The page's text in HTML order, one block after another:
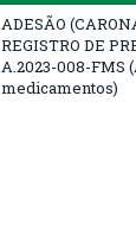
ADESÃO
REGISTRO DE
A.2023-008-FMS
medicamentos)